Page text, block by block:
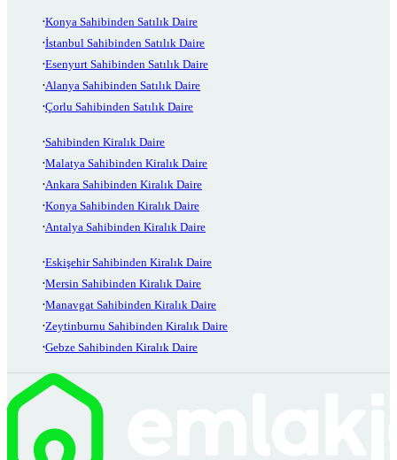
Konya Sahibinden Satılık Daire
İstanbul Sahibinden Satılık Daire
Esenyurt Sahibinden Satılık Daire
Alanya Sahibinden Satılık Daire
Çorlu Sahibinden Satılık Daire
Sahibinden Kiralık Daire
Malatya Sahibinden Kiralık Daire
Ankara Sahibinden Kiralık Daire
Konya Sahibinden Kiralık Daire
Antalya Sahibinden Kiralık Daire
Eskişehir Sahibinden Kiralık Daire
Mersin Sahibinden Kiralık Daire
Manavgat Sahibinden Kiralık Daire
Zeytinburnu Sahibinden Kiralık Daire
Gebze Sahibinden Kiralık Daire